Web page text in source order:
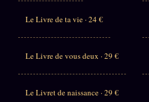
Le Livre de ta vie · 24 €
Le Livre de vous deux · 29 €
Le Livret de naissance · 29 €